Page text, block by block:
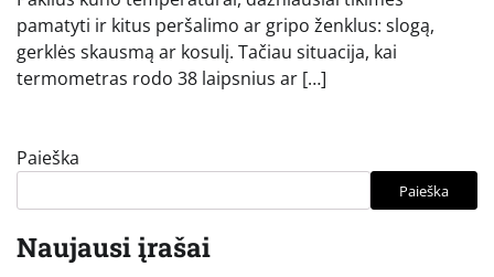
pamatyti ir kitus peršalimo ar gripo ženklus: slogą,
gerklės skausmą ar kosulį. Tačiau situacija, kai
termometras rodo 38 laipsnius ar […]
Paieška
Paieška
Naujausi įrašai